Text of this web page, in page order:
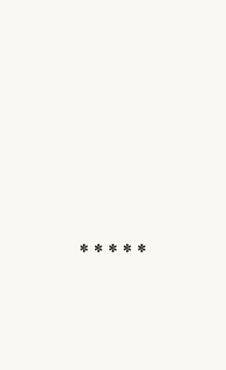
* * * * *